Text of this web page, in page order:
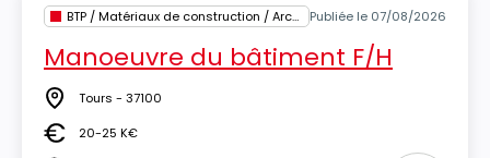
BTP / Matériaux de construction / Architecture Publiée le 07/08/2026
Manoeuvre du bâtiment F/H
Lieu Tours - 37100
Salaire20-25 K€